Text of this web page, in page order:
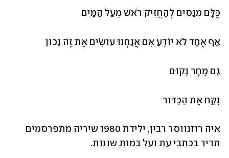
כֻּלָּם מְנַסִּים לְהַחֲזִיק רֹאשׁ מֵעַל הַמַּיִם
אַף אֶחָד לֹא יוֹדֵעַ אִם אֲנַחְנוּ עוֹשִׂים אֶת זֶה נָּכוֹן
גַּם מָחָר נָקוּם
נִקַּח אֶת הַכַּדּוּר
תדיר בכתבי עת ועל במות שונות.